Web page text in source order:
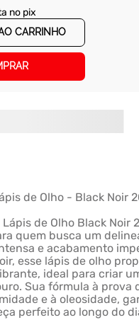
no pix
CARRINHO
de Olho - Black Noir
de Olho Black Noir
quem busca um
e acabamento
esse lápis de olho
ideal para criar
Sua fórmula à prova
e à oleosidade,
perfeito ao longo do